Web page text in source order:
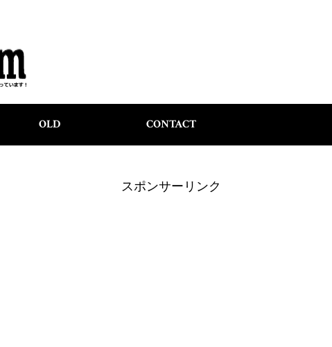
OLD CONTACT
スポンサーリンク